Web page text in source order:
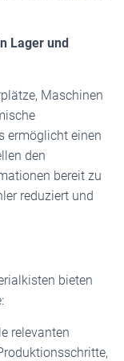
Lager und
Maschinen
ermöglicht einen
den
bereit zu
reduziert und
bieten
relevanten